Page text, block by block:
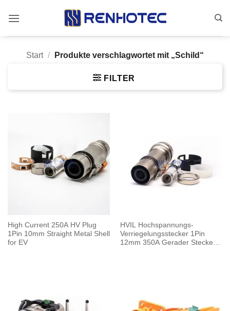
Inhalt
Start / Produkte verschlagwortet mit „Schild“
FILTER
High Current 250A HV Plug
1Pin 10mm Straight Metal Shell
for EV
HVIL Hochspannungs-
Verriegelungsstecker 1Pin
12mm 350A Gerader Stecker